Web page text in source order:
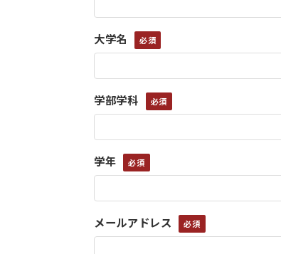
大学名
学部学科
学年
メールアドレス